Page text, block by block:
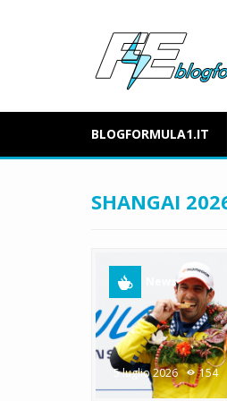
BLOGFORMULA1.IT
SHANGAI
News
5 luglio 2026 154